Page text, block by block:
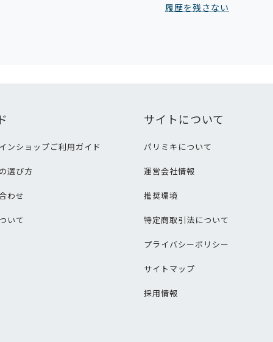
履歴を残さない
ンショップご利用ガイド
選び方
わせ
いて
サイトについて
パリミキについて
運営会社情報
推奨環境
特定商取引法について
プライバシーポリシー
サイトマップ
採用情報